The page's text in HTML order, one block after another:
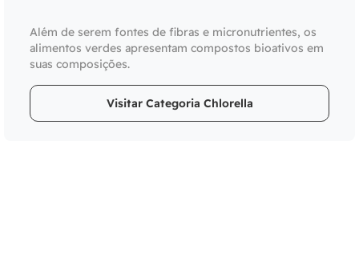
Além de serem fontes de fibras e micronutrientes, os
alimentos verdes apresentam compostos bioativos em
suas composições.
Visitar Categoria Chlorella